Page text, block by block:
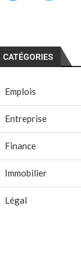
CATÉGORIES
Emplois
Entreprise
Finance
Immobilier
Légal